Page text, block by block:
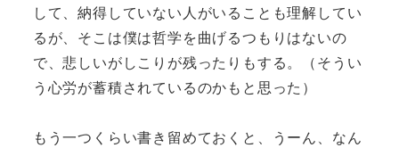
して、納得していない人がいることも理解してい
るが、そこは僕は哲学を曲げるつもりはないの
で、悲しいがしこりが残ったりもする。（そうい
う心労が蓄積されているのかもと思った）
もう一つくらい書き留めておくと、うーん、なん